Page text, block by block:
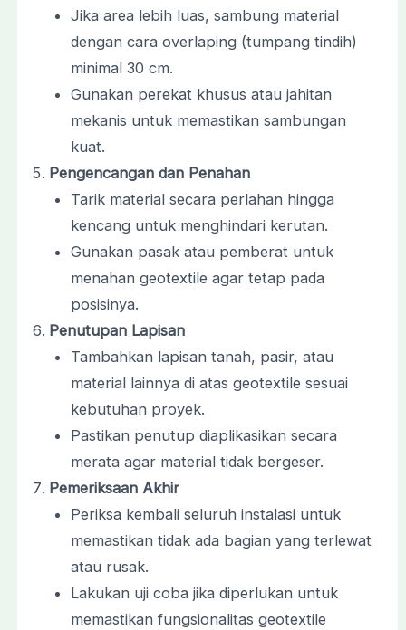
Jika area lebih luas, sambung material
dengan cara overlaping (tumpang tindih)
minimal 30 cm.
Gunakan perekat khusus atau jahitan
mekanis untuk memastikan sambungan
kuat.
Pengencangan dan Penahan
Tarik material secara perlahan hingga
kencang untuk menghindari kerutan.
Gunakan pasak atau pemberat untuk
menahan geotextile agar tetap pada
posisinya.
Penutupan Lapisan
Tambahkan lapisan tanah, pasir, atau
material lainnya di atas geotextile sesuai
kebutuhan proyek.
Pastikan penutup diaplikasikan secara
merata agar material tidak bergeser.
Pemeriksaan Akhir
Periksa kembali seluruh instalasi untuk
memastikan tidak ada bagian yang terlewat
atau rusak.
Lakukan uji coba jika diperlukan untuk
memastikan fungsionalitas geotextile